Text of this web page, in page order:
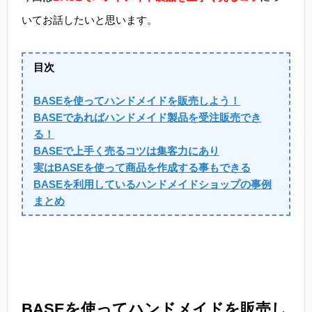
いてお話したいと思います。
目次
BASEを使ってハンドメイドを販売しよう！
BASEであればハンドメイド製品を受注販売でき
る！
BASEで上手く売るコツは集客力にあり
実はBASEを使って商品を作成する事もできる
BASEを利用しているハンドメイドショップの事例
まとめ